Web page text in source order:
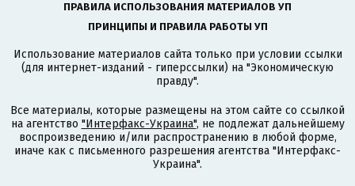
ПРАВИЛА ИСПОЛЬЗОВАНИЯ МАТЕРИАЛОВ УП
ПРИНЦИПЫ И ПРАВИЛА РАБОТЫ УП
Использование материалов сайта только при условии ссылки
(для интернет-изданий - гиперссылки) на "Экономическую
правду".
Все материалы, которые размещены на этом сайте со ссылкой
на агентство "Интерфакс-Украина", не подлежат дальнейшему
воспроизведению и/или распространению в любой форме,
иначе как с письменного разрешения агентства "Интерфакс-
Украина".